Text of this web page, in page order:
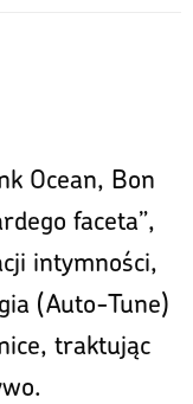
Ocean, Bon
faceta”,
intymności,
(Auto-Tune)
traktując